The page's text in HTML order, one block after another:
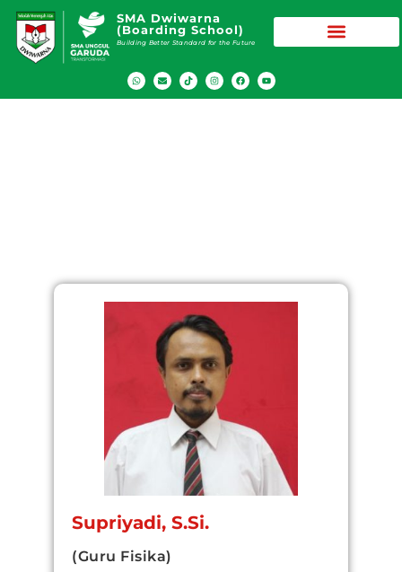
SMA Dwiwarna
(Boarding School)
Building Better Standard for the Future
Supriyadi, S.Si.
(Guru Fisika)